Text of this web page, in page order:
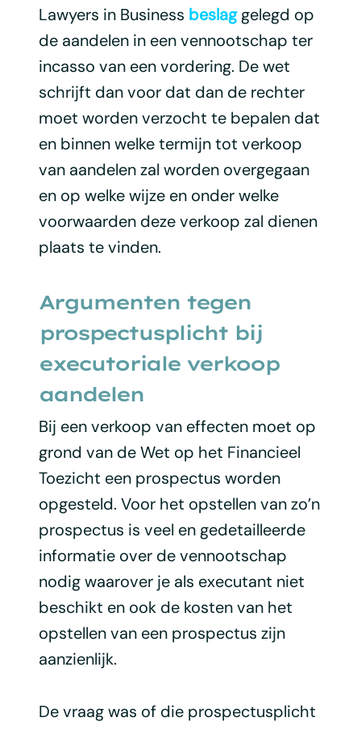
Lawyers in Business beslaggelegd op
de aandelen in een vennootschap ter
incasso van een vordering. De wet
schrijft dan voor dat dan de rechter
moet worden verzocht te bepalen dat
en binnen welke termijn tot verkoop
van aandelen zal worden overgegaan
en op welke wijze en onder welke
voorwaarden deze verkoop zal dienen
plaats te vinden.
Argumenten tegen
prospectusplicht bij
executoriale verkoop
aandelen
Bij een verkoop van effecten moet op
grond van de Wet op het Financieel
Toezicht een prospectus worden
opgesteld. Voor het opstellen van zo’n
prospectus is veel en gedetailleerde
informatie over de vennootschap
nodig waarover je als executant niet
beschikt en ook de kosten van het
opstellen van een prospectus zijn
aanzienlijk.
De vraag was of die prospectusplicht